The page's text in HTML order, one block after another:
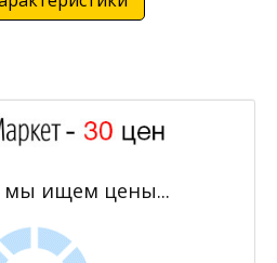
мы ищем цены...